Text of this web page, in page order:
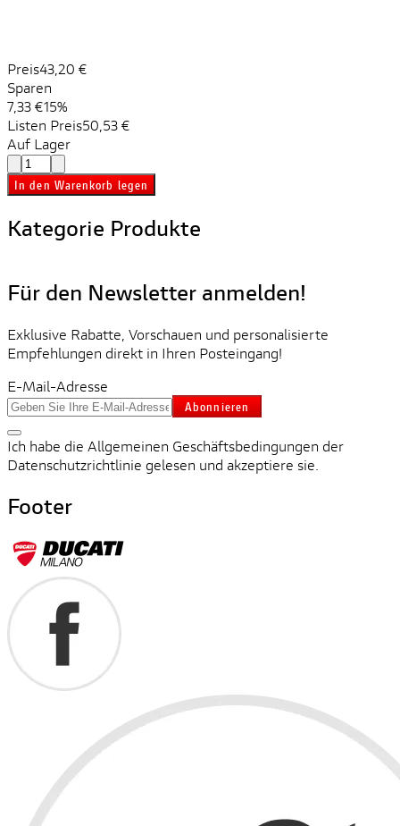
Preis43,20 €
Sparen
7,33 €15%
Listen Preis50,53 €
Auf Lager
In den Warenkorb legen
Kategorie Produkte
Für den Newsletter anmelden!
Exklusive Rabatte, Vorschauen und personalisierte
Empfehlungen direkt in Ihren Posteingang!
E-Mail-Adresse
Abonnieren
Ich habe die Allgemeinen Geschäftsbedingungen der
Datenschutzrichtlinie gelesen und akzeptiere sie.
Footer